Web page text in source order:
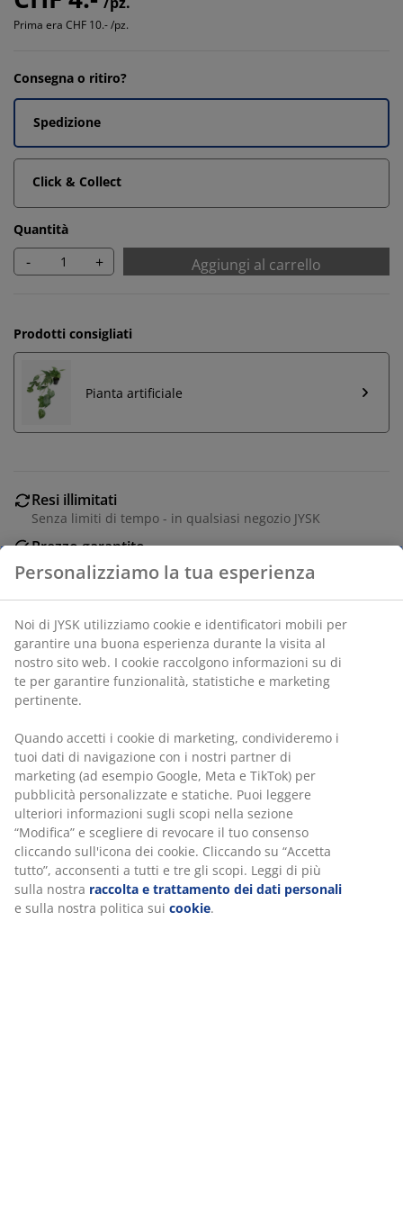
Prima era CHF 10.- /pz.
Consegna o ritiro?
Spedizione
Click & Collect
Quantità
- + Aggiungi al carrello
Prodotti consigliati
Pianta artificiale
Resi illimitati
Senza limiti di tempo - in qualsiasi negozio JYSK
Prezzo garantito
Prezzo garantito per 30 giorni
Vaso pensile in polyrattan e acciaio verniciato a
polvere, disponibile in vari colori. Questo vaso
resistente al gelo è ideale per essere appeso in una
pergola o sotto un tettoia per creare un'atmosfera
verde e rigogliosa. Ø27 x H19 cm
SKU: 6426019
Specificazioni
Personalizziamo la tua esperienza
Noi di JYSK utilizziamo cookie e identificatori mobili per
garantire una buona esperienza durante la visita al
nostro sito web. I cookie raccolgono informazioni su di
te per garantire funzionalità, statistiche e marketing
pertinente.
Quando accetti i cookie di marketing, condivideremo i
tuoi dati di navigazione con i nostri partner di
marketing (ad esempio Google, Meta e TikTok) per
pubblicità personalizzate e statiche. Puoi leggere
ulteriori informazioni sugli scopi nella sezione
“Modifica” e scegliere di revocare il tuo consenso
cliccando sull'icona dei cookie. Cliccando su “Accetta
tutto”, acconsenti a tutti e tre gli scopi. Leggi di più
sulla nostra raccolta e trattamento dei dati personali
e sulla nostra politica sui cookie.